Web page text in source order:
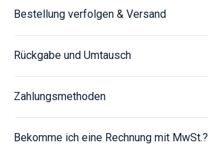
Bestellung verfolgen & Versand
Rückgabe und Umtausch
Zahlungsmethoden
Bekomme ich eine Rechnung mit MwSt.?